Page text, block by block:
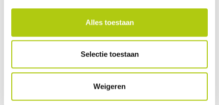
Alles toestaan
Selectie toestaan
Weigeren
Aanspreektitel *
Uw naam